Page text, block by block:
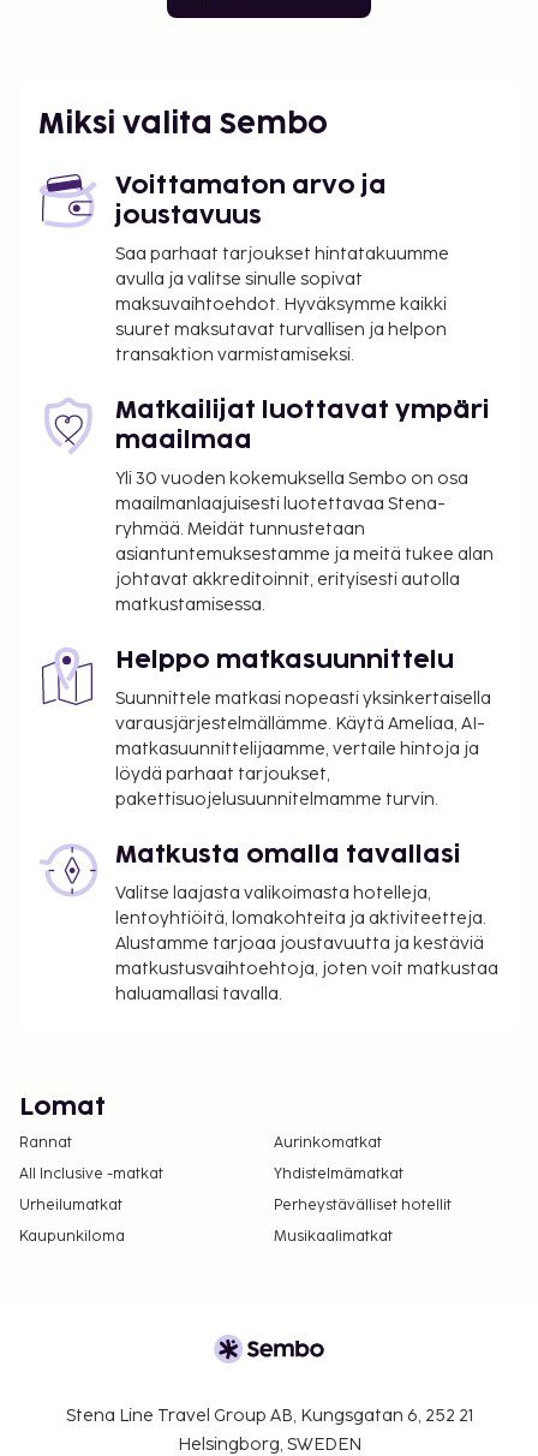
Miksi valita Sembo
Voittamaton arvo ja
joustavuus
Saa parhaat tarjoukset hintatakuumme
avulla ja valitse sinulle sopivat
maksuvaihtoehdot. Hyväksymme kaikki
suuret maksutavat turvallisen ja helpon
transaktion varmistamiseksi.
Matkailijat luottavat ympäri
maailmaa
Yli 30 vuoden kokemuksella Sembo on osa
maailmanlaajuisesti luotettavaa Stena-
ryhmää. Meidät tunnustetaan
asiantuntemuksestamme ja meitä tukee alan
johtavat akkreditoinnit, erityisesti autolla
matkustamisessa.
Helppo matkasuunnittelu
Suunnittele matkasi nopeasti yksinkertaisella
varausjärjestelmällämme. Käytä Ameliaa, AI-
matkasuunnittelijaamme, vertaile hintoja ja
löydä parhaat tarjoukset,
pakettisuojelusuunnitelmamme turvin.
Matkusta omalla tavallasi
Valitse laajasta valikoimasta hotelleja,
lentoyhtiöitä, lomakohteita ja aktiviteetteja.
Alustamme tarjoaa joustavuutta ja kestäviä
matkustusvaihtoehtoja, joten voit matkustaa
haluamallasi tavalla.
Lomat
Rannat
Aurinkomatkat
All Inclusive -matkat
Yhdistelmämatkat
Urheilumatkat
Perheystävälliset hotellit
Kaupunkiloma
Musikaalimatkat
Stena Line Travel Group AB, Kungsgatan 6, 252 21
Helsingborg, SWEDEN